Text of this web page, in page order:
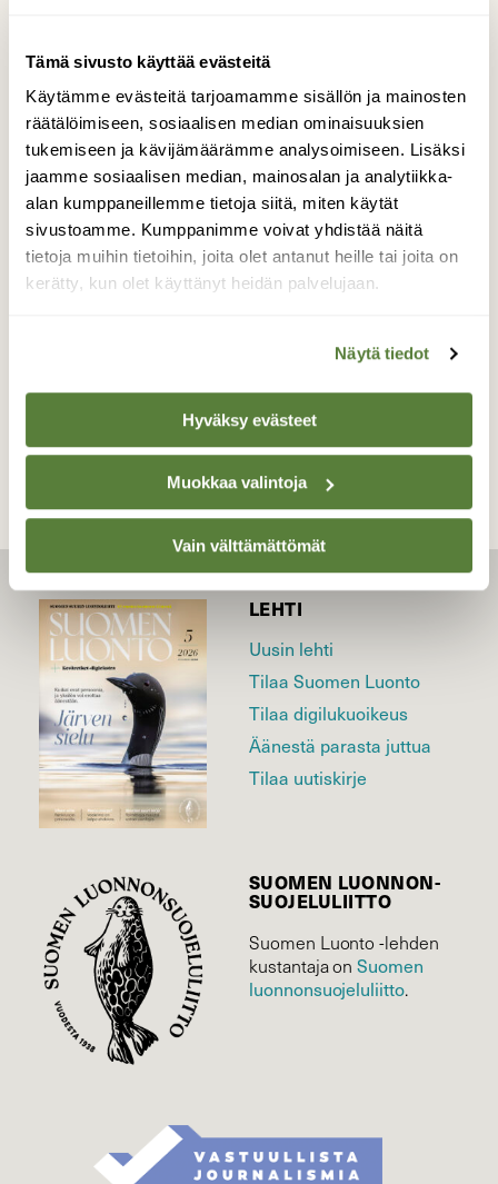
Tämä sivusto käyttää evästeitä
Käytämme evästeitä tarjoamamme sisällön ja mainosten
räätälöimiseen, sosiaalisen median ominaisuuksien
tukemiseen ja kävijämäärämme analysoimiseen. Lisäksi
jaamme sosiaalisen median, mainosalan ja analytiikka-
alan kumppaneillemme tietoja siitä, miten käytät
sivustoamme. Kumppanimme voivat yhdistää näitä
tietoja muihin tietoihin, joita olet antanut heille tai joita on
kerätty, kun olet käyttänyt heidän palvelujaan.
Näytä tiedot
Hyväksy evästeet
Muokkaa valintoja
Vain välttämättömät
Kyllä maistuu!
Välillä tällaisen kuvan voi napata
takapihalta.
TAKAISIN LISTAAN
LEHTI
Uusin lehti
Tilaa Suomen Luonto
Tilaa digilukuoikeus
Äänestä parasta juttua
Tilaa uutiskirje
SUOMEN LUONNON­
SUOJELU­LIITTO
Suomen Luonto -lehden
kustantaja onSuomen
luonnonsuojelu­liitto.